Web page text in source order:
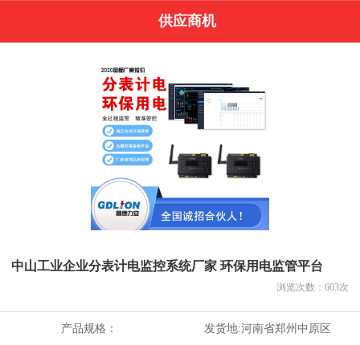
供应商机
中山工业企业分表计电监控系统厂家 环保用电监管平台
浏览次数： 603次
产品规格： 发货地:河南省郑州中原区